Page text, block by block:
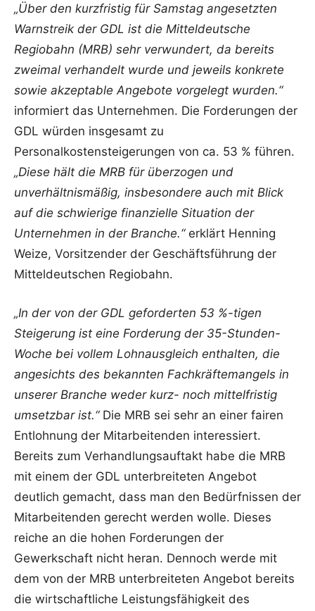
„Über den kurzfristig für Samstag angesetzten
Warnstreik der GDL ist die Mitteldeutsche
Regiobahn (MRB) sehr verwundert, da bereits
zweimal verhandelt wurde und jeweils konkrete
sowie akzeptable Angebote vorgelegt wurden.“
informiert das Unternehmen. Die Forderungen der
GDL würden insgesamt zu
Personalkostensteigerungen von ca. 53 % führen.
„Diese hält die MRB für überzogen und
unverhältnismäßig, insbesondere auch mit Blick
auf die schwierige finanzielle Situation der
Unternehmen in der Branche.“ erklärt Henning
Weize, Vorsitzender der Geschäftsführung der
Mitteldeutschen Regiobahn.
„In der von der GDL geforderten 53 %-tigen
Steigerung ist eine Forderung der 35-Stunden-
Woche bei vollem Lohnausgleich enthalten, die
angesichts des bekannten Fachkräftemangels in
unserer Branche weder kurz- noch mittelfristig
umsetzbar ist.“ Die MRB sei sehr an einer fairen
Entlohnung der Mitarbeitenden interessiert.
Bereits zum Verhandlungsauftakt habe die MRB
mit einem der GDL unterbreiteten Angebot
deutlich gemacht, dass man den Bedürfnissen der
Mitarbeitenden gerecht werden wolle. Dieses
reiche an die hohen Forderungen der
Gewerkschaft nicht heran. Dennoch werde mit
dem von der MRB unterbreiteten Angebot bereits
die wirtschaftliche Leistungsfähigkeit des